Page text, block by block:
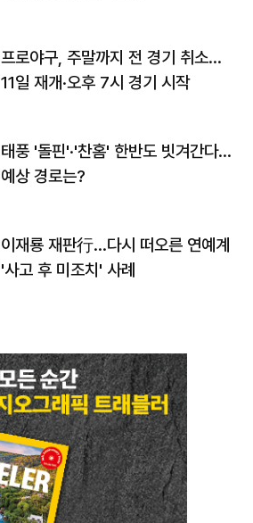
프로야구, 주말까지 전 경기 취소…
11일 재개·오후 7시 경기 시작
태풍 '돌핀'·'찬홈' 한반도 빗겨간다…
예상 경로는?
이재룡 재판行…다시 떠오른 연예계
'사고 후 미조치' 사례